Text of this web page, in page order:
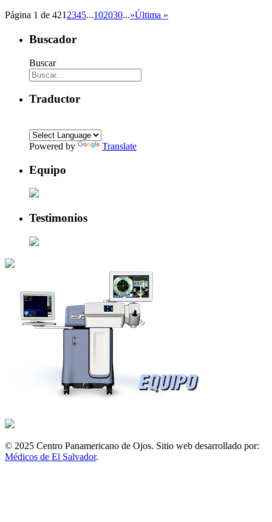
Página 1 de 421 2345...102030...»Última »
Buscador
Buscar
Traductor
Powered by Translate
Equipo
Testimonios
© 2025 Centro Panamericano de Ojos. Sitio web desarrollado por:
Médicos de El Salvador.